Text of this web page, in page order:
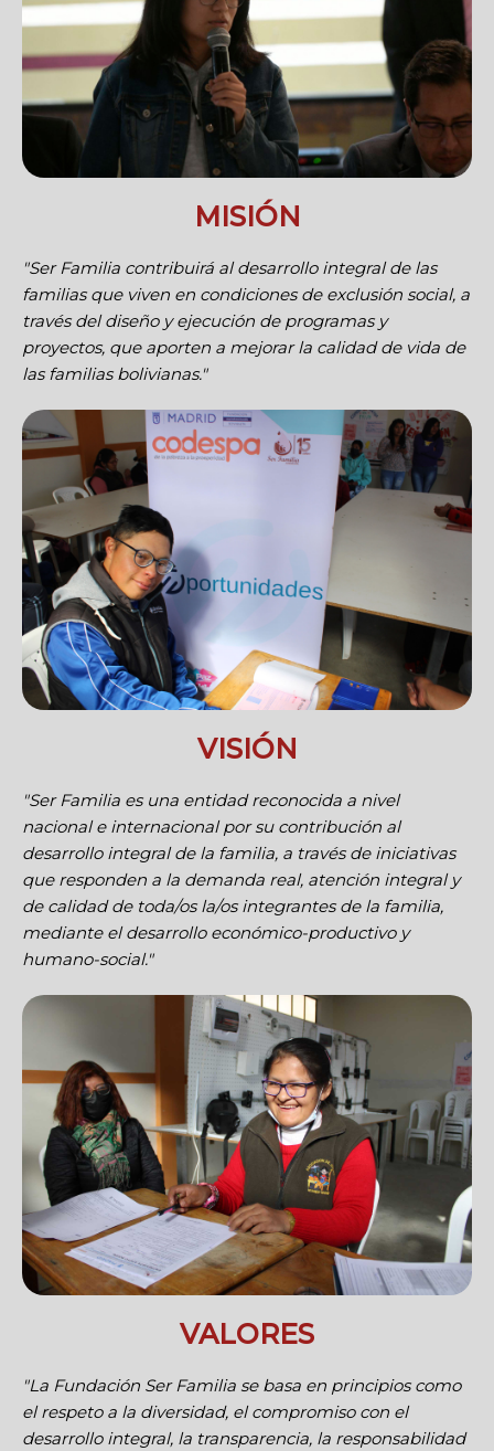
MISIÓN
"Ser Familia contribuirá al desarrollo integral de las
familias que viven en condiciones de exclusión social, a
través del diseño y ejecución de programas y
proyectos, que aporten a mejorar la calidad de vida de
las familias bolivianas."
VISIÓN
"Ser Familia es una entidad reconocida a nivel
nacional e internacional por su contribución al
desarrollo integral de la familia, a través de iniciativas
que responden a la demanda real, atención integral y
de calidad de toda/os la/os integrantes de la familia,
mediante el desarrollo económico-productivo y
humano-social."
VALORES
"La Fundación Ser Familia se basa en principios como
el respeto a la diversidad, el compromiso con el
desarrollo integral, la transparencia, la responsabilidad